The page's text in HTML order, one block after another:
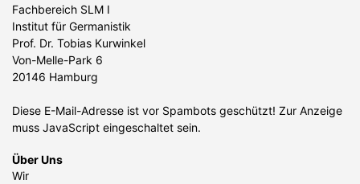
Fachbereich SLM I
Institut für Germanistik
Prof. Dr. Tobias Kurwinkel
Von-Melle-Park 6
20146 Hamburg
Diese E-Mail-Adresse ist vor Spambots geschützt! Zur Anzeige
muss JavaScript eingeschaltet sein.
Über Uns
Wir